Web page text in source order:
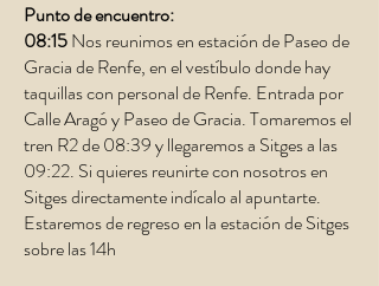
Punto de encuentro:
08:15Nos reunimos en estación de Paseo de
Gracia de Renfe, en el vestíbulo donde hay
taquillas con personal de Renfe. Entrada por
Calle Aragó y Paseo de Gracia. Tomaremos el
tren R2 de 08:39 y llegaremos a Sitges a las
09:22. Si quieres reunirte con nosotros en
Sitges directamente indícalo al apuntarte.
Estaremos de regreso en la estación de Sitges
sobre las 14h